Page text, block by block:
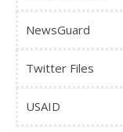
NewsGuard
Twitter Files
USAID